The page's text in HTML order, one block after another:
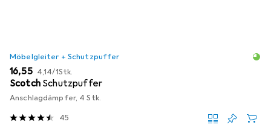
Möbelgleiter + Schutzpuffer
EUR
16,55 EUR
4,14/1Stk.
Scotch Schutzpuffer
Anschlagdämpfer, 4 Stk.
45